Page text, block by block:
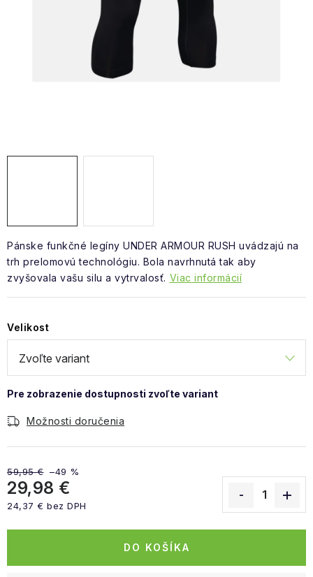
Vrátenie a výmena Doprava a platba
Moja objednávka
Pánske funkčné legíny UNDER ARMOUR RUSH uvádzajú na
trh prelomovú technológiu. Bola navrhnutá tak aby
zvyšovala vašu silu a vytrvalosť. Viac informácií
Velikost
Možnosti doručenia
59,95 € –49 %
29,98 €
24,37 € bez DPH
DO KOŠÍKA